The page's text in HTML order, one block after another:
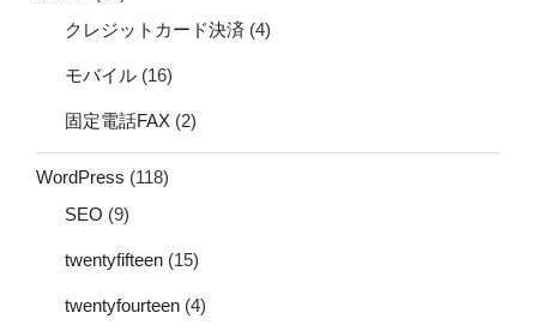
クレジットカード決済 (4)
モバイル (16)
固定電話FAX (2)
WordPress (118)
SEO (9)
twentyfifteen (15)
twentyfourteen (4)